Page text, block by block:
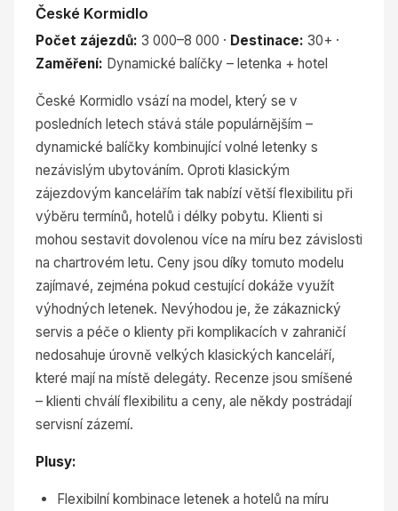
České Kormidlo
Počet zájezdů: 3 000–8 000 · Destinace: 30+ ·
Zaměření: Dynamické balíčky – letenka + hotel
České Kormidlo vsází na model, který se v
posledních letech stává stále populárnějším –
dynamické balíčky kombinující volné letenky s
nezávislým ubytováním. Oproti klasickým
zájezdovým kancelářím tak nabízí větší flexibilitu při
výběru termínů, hotelů i délky pobytu. Klienti si
mohou sestavit dovolenou více na míru bez závislosti
na chartrovém letu. Ceny jsou díky tomuto modelu
zajímavé, zejména pokud cestující dokáže využít
výhodných letenek. Nevýhodou je, že zákaznický
servis a péče o klienty při komplikacích v zahraničí
nedosahuje úrovně velkých klasických kanceláří,
které mají na místě delegáty. Recenze jsou smíšené
– klienti chválí flexibilitu a ceny, ale někdy postrádají
servisní zázemí.
Plusy:
Flexibilní kombinace letenek a hotelů na míru